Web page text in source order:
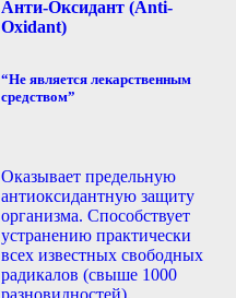
Анти-Оксидант (Anti-
Oxidant)
“Не является лекарственным
средством”
Оказывает предельную
антиоксидантную защиту
организма. Способствует
устранению практически
всех известных свободных
радикалов (свыше 1000
разновидностей),